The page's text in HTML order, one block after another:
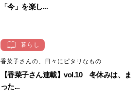
「今」を楽し...
暮らし
香菜子さんの、日々にピタリなもの
【香菜子さん連載】vol.10 冬休みは、ま
った...